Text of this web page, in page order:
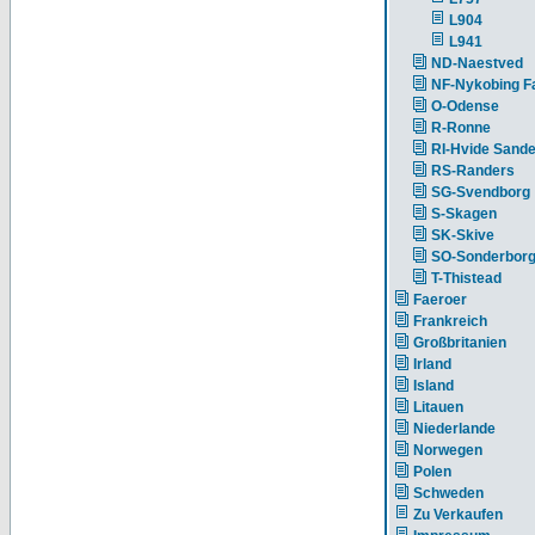
L904
L941
ND-Naestved
NF-Nykobing
O-Odense
R-Ronne
RI-Hvide Sande
RS-Randers
SG-Svendborg
S-Skagen
SK-Skive
SO-Sonderborg
T-Thistead
Faeroer
Frankreich
Großbritanien
Irland
Island
Litauen
Niederlande
Norwegen
Polen
Schweden
Zu Verkaufen